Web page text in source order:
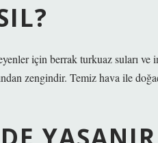
için berrak turkuaz suları ve
zengindir. Temiz hava ile